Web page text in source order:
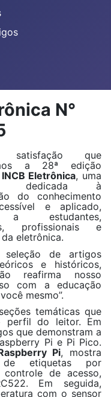
N°
que
a 28ª edição
Eletrônica, uma
dedicada à
do conhecimento
e aplicado,
a estudantes,
profissionais e
eletrônica.
seleção de artigos
e históricos,
reafirma nosso
com a educação
mesmo”.
temáticas que
perfil do leitor. Em
que demonstram a
Pi e Pi Pico.
Pi, mostra
etiquetas por
de acesso,
Em seguida,
com o sensor